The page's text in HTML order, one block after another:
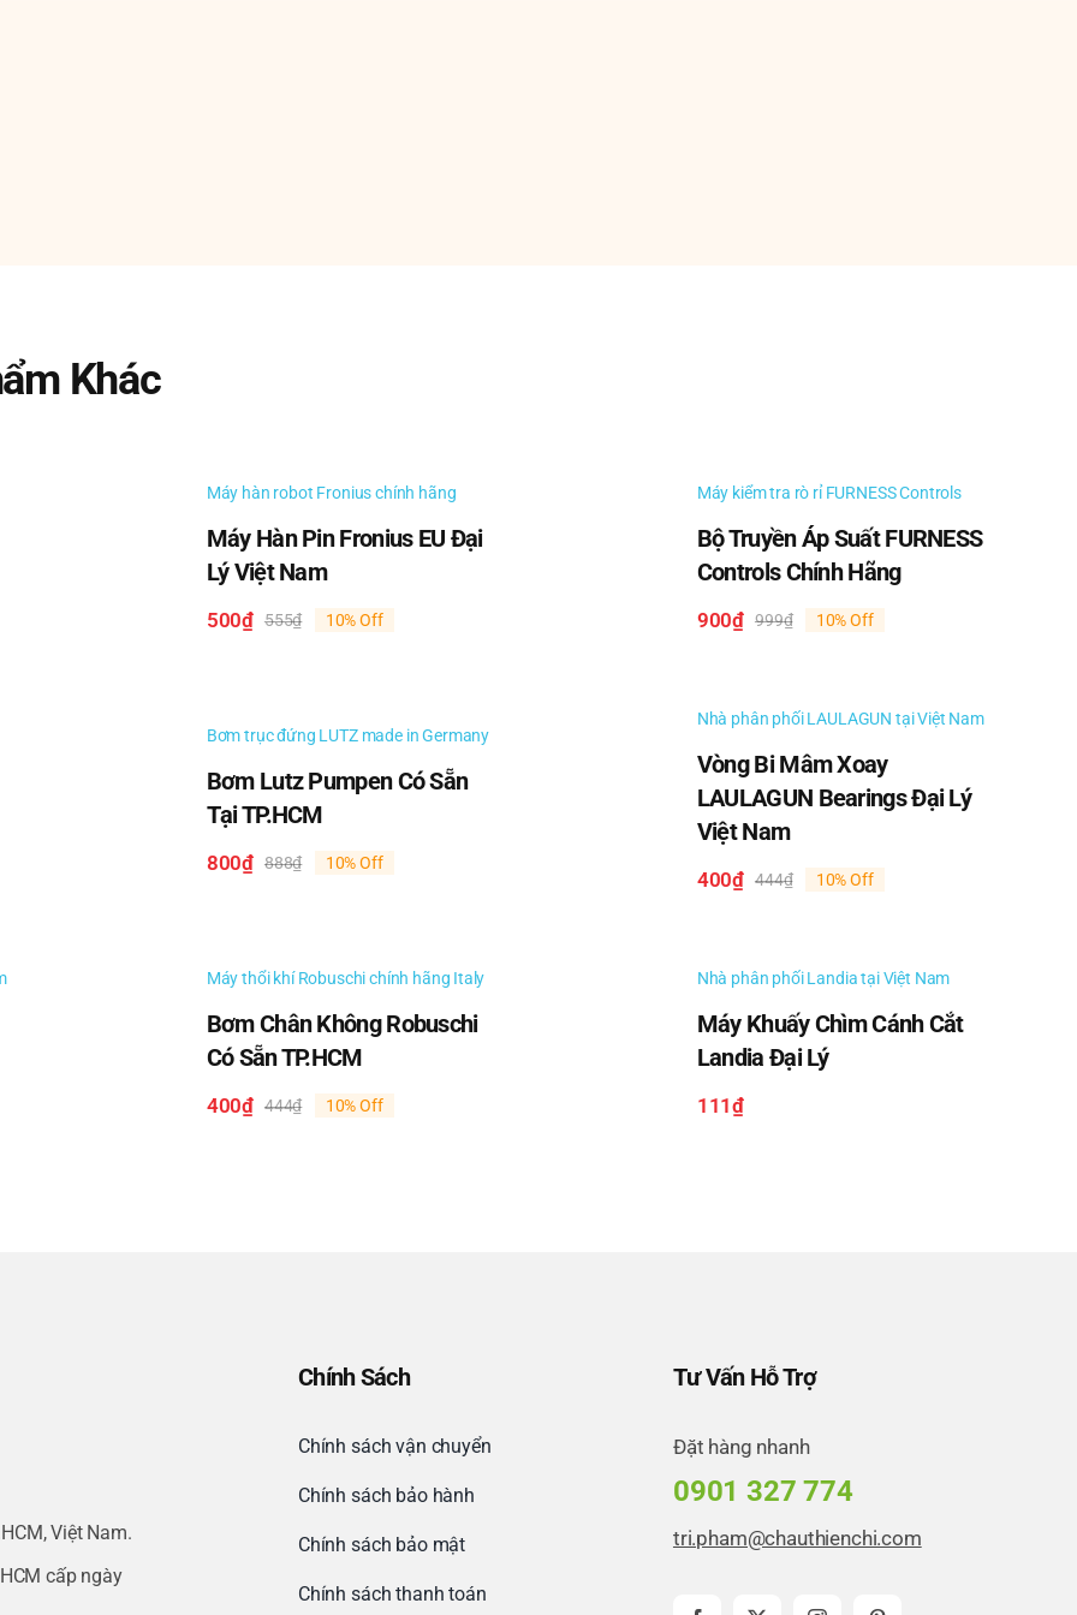
Anh của Nemicon và cung cấp đầy đủ các Bộ mã hóa Nemicon như loạt bộ mã hóa gia tăng Nemicon và bộ
Khác
Máy hàn robot Fronius chính hãng
Máy Hàn Pin Fronius EU Đại
Lý Việt Nam
555₫Giá
500₫
Giá
500₫.
10% Off
Máy kiểm tra rò rỉ FURNESS Controls
Bộ Truyền Áp Suất FURNESS
Controls Chính Hãng
999₫Giá
900₫
Giá
900₫.
10% Off
Bơm trục đứng LUTZ made in Germany
Bơm Lutz Pumpen Có Sẵn
Tại TP.HCM
888₫Giá
800₫
Giá
800₫.
10% Off
Nhà phân phối LAULAGUN tại Việt Nam
Vòng Bi Mâm Xoay
LAULAGUN Bearings Đại Lý
Việt Nam
444₫Giá
400₫
Giá
400₫.
10% Off
Máy thổi khí Robuschi chính hãng Italy
Bơm Chân Không Robuschi
Có Sẵn TP.HCM
444₫Giá
400₫
Giá 10% Off
Nhà phân phối Landia tại Việt Nam
Máy Khuấy Chìm Cánh Cắt
Landia Đại Lý
111₫
Việt Nam.
cấp ngày
Chính Sách
Chính sách vận chuyển
Chính sách bảo hành
Chính sách bảo mật
Chính sách thanh toán
Tư Vấn Hỗ Trợ
Đặt hàng nhanh
0901 327 774
tri.pham@chauthienchi.com